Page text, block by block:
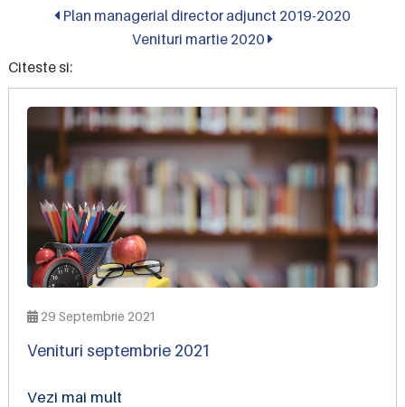
Plan managerial director adjunct 2019-2020
Venituri martie 2020
Citeste si:
29 Septembrie 2021
Venituri septembrie 2021
Vezi mai mult